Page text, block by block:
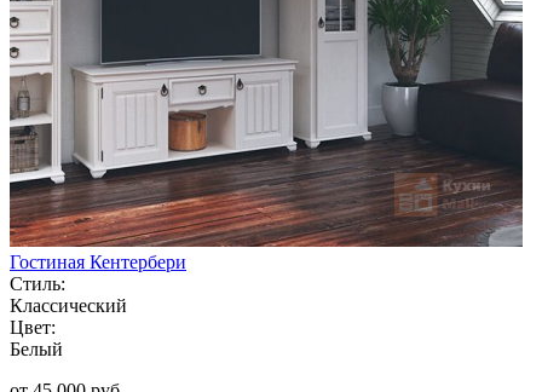
Гостиная Кентербери
Стиль:
Классический
Цвет:
Белый